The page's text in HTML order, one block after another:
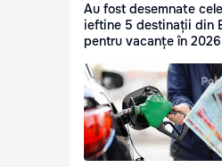
Au fost desemnate
ieftine 5 destinații din
pentru vacanțe în 2026